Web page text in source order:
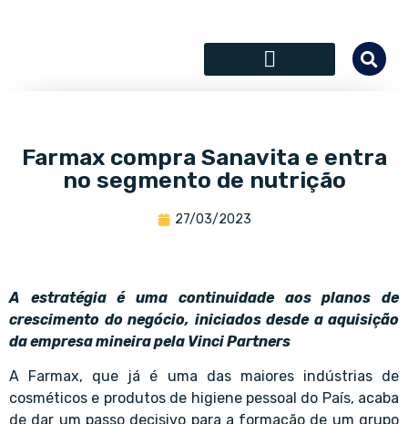
Farmax compra Sanavita e entra
no segmento de nutrição
27/03/2023
A estratégia é uma continuidade aos planos de
crescimento do negócio, iniciados desde a aquisição
da empresa mineira pela Vinci Partners
A Farmax, que já é uma das maiores indústrias de
cosméticos e produtos de higiene pessoal do País, acaba
de dar um passo decisivo para a formação de um grupo